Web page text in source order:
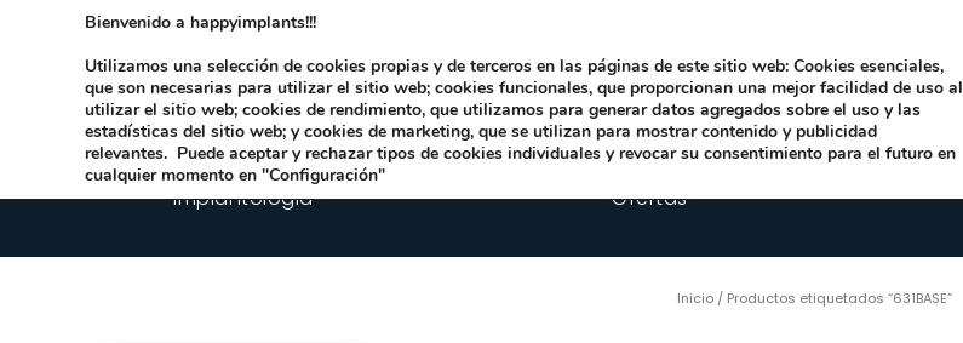
Dirección:
Implantologia Ofertas
Inicio/ Productos etiquetados “631BASE”
Bienvenido a happyimplants!!!
Utilizamos una selección de cookies propias y de terceros en las páginas de este sitio web: Cookies esenciales,
que son necesarias para utilizar el sitio web; cookies funcionales, que proporcionan una mejor facilidad de uso al
utilizar el sitio web; cookies de rendimiento, que utilizamos para generar datos agregados sobre el uso y las
estadísticas del sitio web; y cookies de marketing, que se utilizan para mostrar contenido y publicidad
relevantes. Puede aceptar y rechazar tipos de cookies individuales y revocar su consentimiento para el futuro en
cualquier momento en "Configuración"